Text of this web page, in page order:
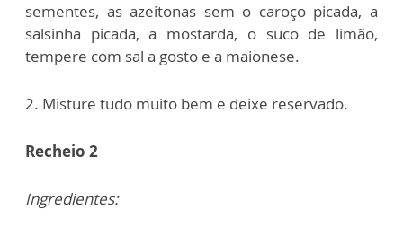
sementes, as azeitonas sem o caroço picada, a
salsinha picada, a mostarda, o suco de limão,
tempere com sal a gosto e a maionese.
2. Misture tudo muito bem e deixe reservado.
Recheio 2
Ingredientes: